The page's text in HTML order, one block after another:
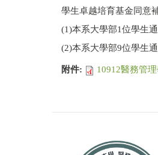
學生卓越培育基金同意
(1)本系大學部1位學生
(2)本系大學部9位學生
附件: 10912醫務管